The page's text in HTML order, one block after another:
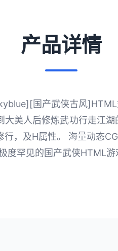
产品详情
国产武侠古风]HTML
美人后修炼武功行走江
，及H属性。 海量动态
度罕见的国产武侠HTML